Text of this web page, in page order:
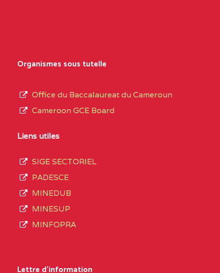
CENTRE
COLLEGE PRIVE LAIC
SAINT MICHEL
CENTRE
CENTRE
du
de
septembre
2020
compte
3408
Organismes sous tutelle
Office du Baccalaureat du Cameroun
Cameroon GCE Board
Liens utiles
SIGE SECTORIEL
PADESCE
MINEDUB
MINESUP
MINFOPRA
Lettre d'information